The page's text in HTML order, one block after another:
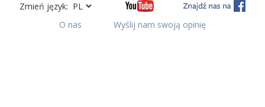
Zmień język:
O nas
Wyślij nam swoją opinię